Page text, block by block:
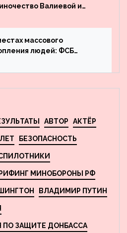
Валиевой и
обсуждают в мире
катания
массового
людей: ФСБ
планировавших
АВТОР АКТЁР
БЕЗОПАСНОСТЬ
МИНОБОРОНЫ РФ
ВЛАДИМИР ПУТИН
ПО ЗАЩИТЕ ДОНБАССА